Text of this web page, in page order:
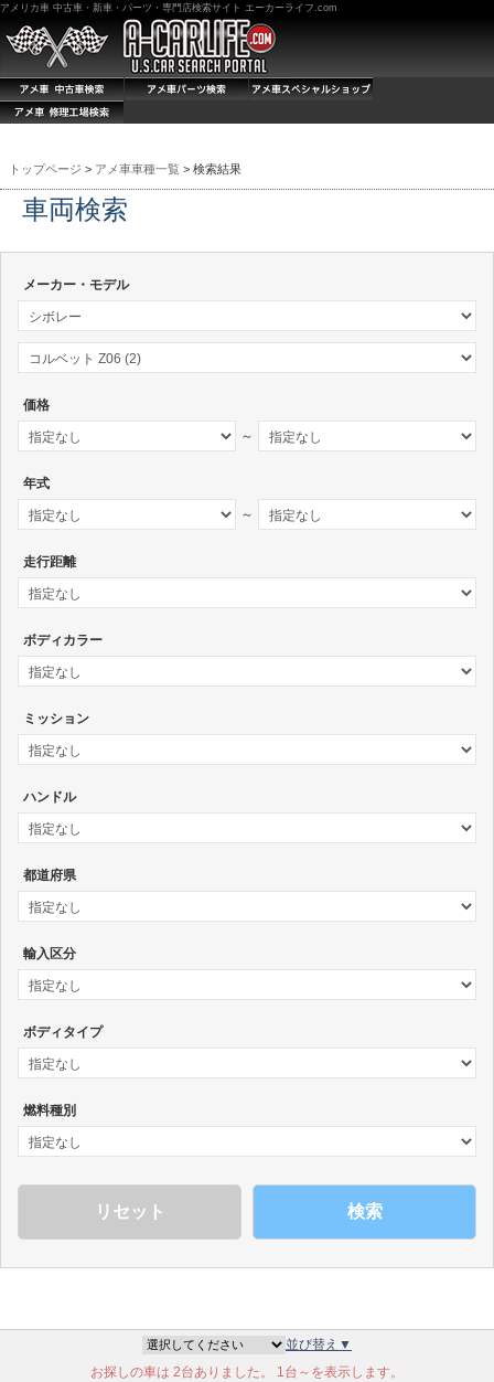
アメリカ車 中古車・新車・パーツ・専門店検索サイト エーカーライフ.com
トップページ > アメ車車種一覧 > 検索結果
車両検索
メーカー・モデル
価格
～
年式
～
走行距離
ボディカラー
ミッション
ハンドル
都道府県
輸入区分
ボディタイプ
燃料種別
検索
並び替え▼
お探しの車は 2台ありました。 1台～を表示します。